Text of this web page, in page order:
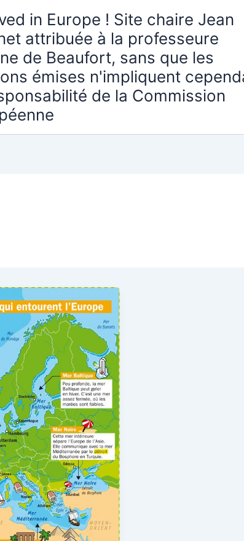
in Europe ! Site chaire Jean
attribuée à la professeure
de Beaufort, sans que les
émises n'impliquent
de la Commission